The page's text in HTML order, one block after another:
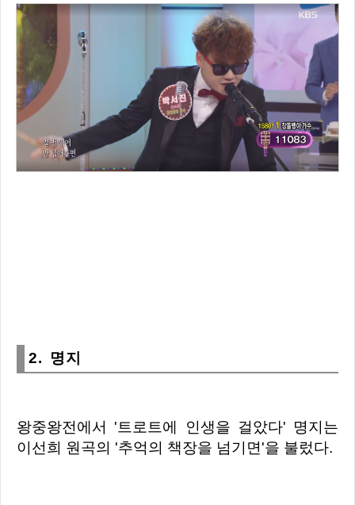
2. 명지
왕중왕전에서 '트로트에 인생을 걸았다' 명지는
이선희 원곡의 '추억의 책장을 넘기면'을 불렀다.